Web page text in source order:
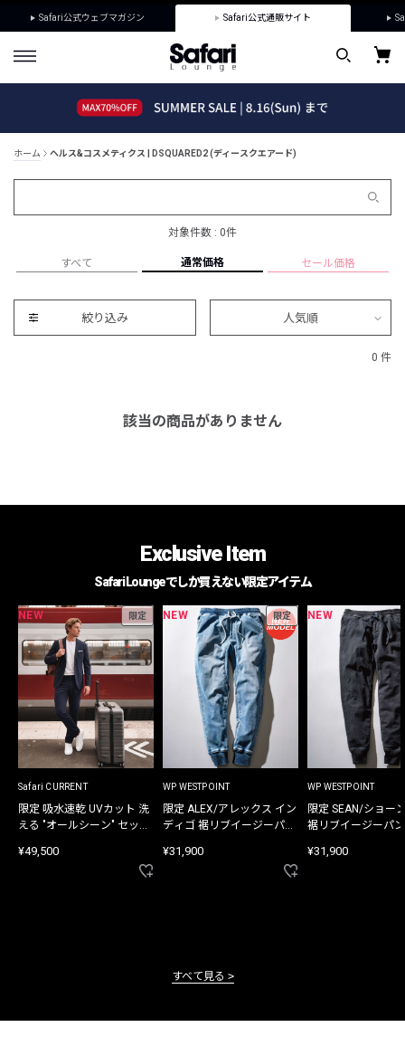
Safari公式ウェブマガジン Safari公式通販サイト
ホーム ヘルス&コスメティクス | DSQUARED2 (ディースクエアード)
対象件数 : 0件
すべて 通常価格 セール価格
絞り込み 人気順
0 件
該当の商品がありません
Exclusive Item
Safari Loungeでしか買えない限定アイテム
NEW 限定
Safari CURRENT
限定 吸水速乾 UVカット 洗
える "オールシーン" セット
¥49,500
NEW 限定
WP WESTPOINT
限定 ALEX/アレックス イン
ディゴ 裾リブイージーパン
¥31,900
NEW
WP WESTPOINT
限定 SEAN/ショー
裾リブイージーパ
¥31,900
すべて見る